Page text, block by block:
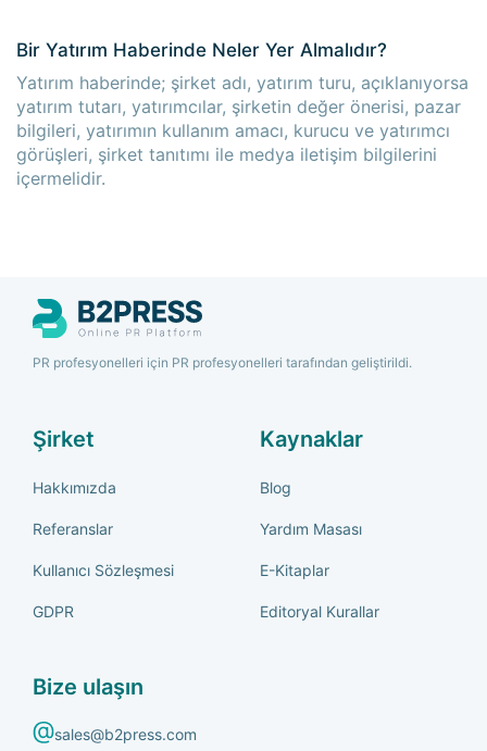
Bir Yatırım Haberinde Neler Yer Almalıdır?
Yatırım haberinde; şirket adı, yatırım turu, açıklanıyorsa
yatırım tutarı, yatırımcılar, şirketin değer önerisi, pazar
bilgileri, yatırımın kullanım amacı, kurucu ve yatırımcı
görüşleri, şirket tanıtımı ile medya iletişim bilgilerini
içermelidir.
PR profesyonelleri için PR profesyonelleri tarafından geliştirildi.
Şirket
Hakkımızda
Referanslar
Kullanıcı Sözleşmesi
GDPR
Kaynaklar
Blog
Yardım Masası
E-Kitaplar
Editoryal Kurallar
Bize ulaşın
sales@b2press.com